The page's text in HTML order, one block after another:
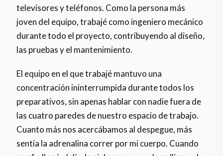
televisores y teléfonos. Como la persona más
joven del equipo, trabajé como ingeniero mecánico
durante todo el proyecto, contribuyendo al diseño,
las pruebas y el mantenimiento.
El equipo en el que trabajé mantuvo una
concentración ininterrumpida durante todos los
preparativos, sin apenas hablar con nadie fuera de
las cuatro paredes de nuestro espacio de trabajo.
Cuanto más nos acercábamos al despegue, más
sentía la adrenalina correr por mi cuerpo. Cuando